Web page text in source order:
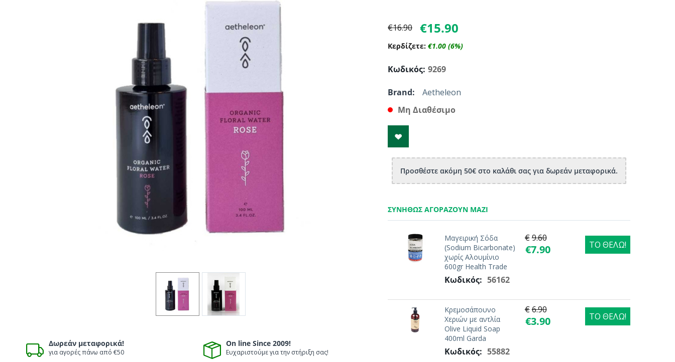
Δωρεάν μεταφορικά!
για αγορές πάνω από €50
On line Since 2009!
Ευχαριστούμε για την στήριξη σας!
Brand: Aetheleon
€16.90 €15.90
Κερδίζετε: €1.00 (6%)
Κωδικός: 9269
Μη Διαθέσιμο
ΣΥΝΉΘΩΣ ΑΓΟΡΆΖΟΥΝ ΜΑΖΊ
Μαγειρική Σόδα
(Sodium Bicarbonate)
χωρίς Αλουμίνιο
600gr Health Trade
Κωδικός: 56162
€9.60
€7.90 ΤΟ ΘΕΛΩ!
Κρεμοσάπουνο
Χεριών με αντλία
Olive Liquid Soap
400ml Garda
Κωδικός: 55882
€6.90
€3.90 ΤΟ ΘΕΛΩ!
Προσθέστε ακόμη 50€ στο καλάθι σας για δωρεάν μεταφορικά.